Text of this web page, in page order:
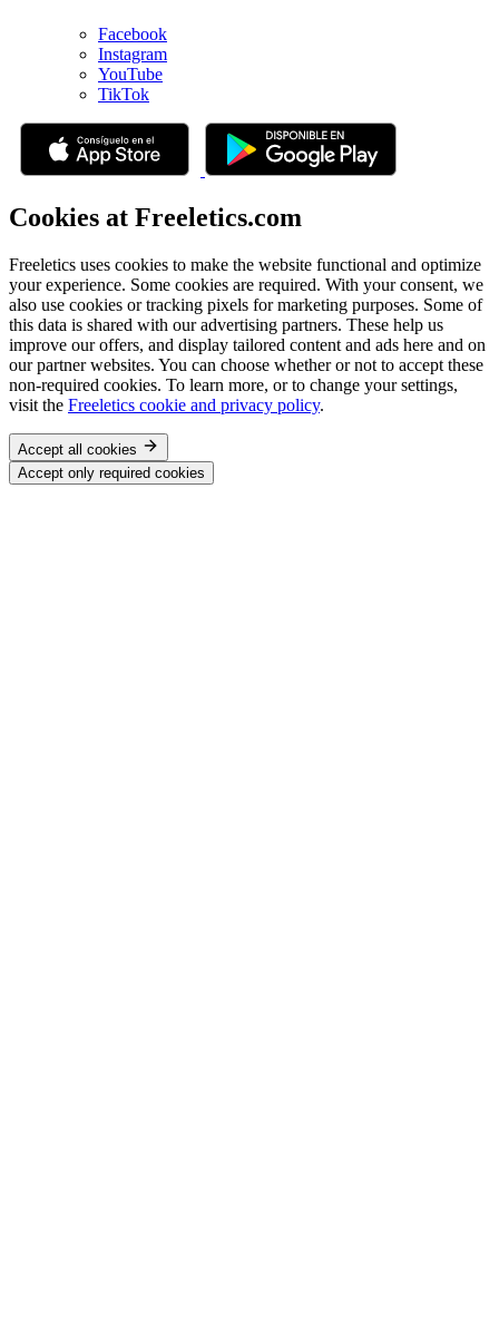
Facebook
Instagram
YouTube
TikTok
Cookies at Freeletics.com
Freeletics uses cookies to make the website functional and optimize
your experience. Some cookies are required. With your consent, we
also use cookies or tracking pixels for marketing purposes. Some of
this data is shared with our advertising partners. These help us
improve our offers, and display tailored content and ads here and on
our partner websites. You can choose whether or not to accept these
non-required cookies. To learn more, or to change your settings,
visit the Freeletics cookie and privacy policy.
Accept all cookies
Accept only required cookies